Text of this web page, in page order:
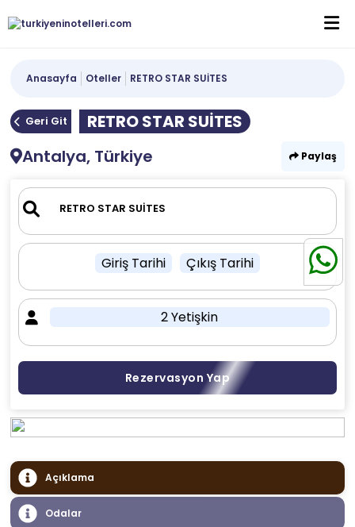
Anasayfa Oteller RETRO STAR SUİTES
Geri Git
RETRO STAR SUİTES
Antalya, Türkiye
Paylaş
Giriş Tarihi Çıkış Tarihi
2 Yetişkin
Rezervasyon Yap
Açıklama
Odalar